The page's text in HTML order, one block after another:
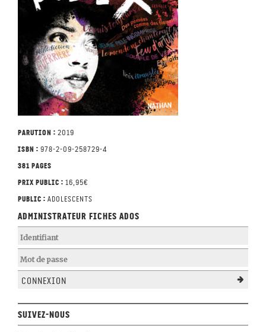
Parution : 2019
ISBN : 978-2-09-258729-4
381 pages
Prix public : 16,95€
Public : Adolescents
Administrateur Fiches Ados
Connexion
Suivez-nous